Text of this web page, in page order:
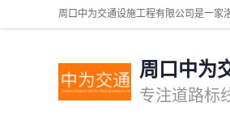
周口中为